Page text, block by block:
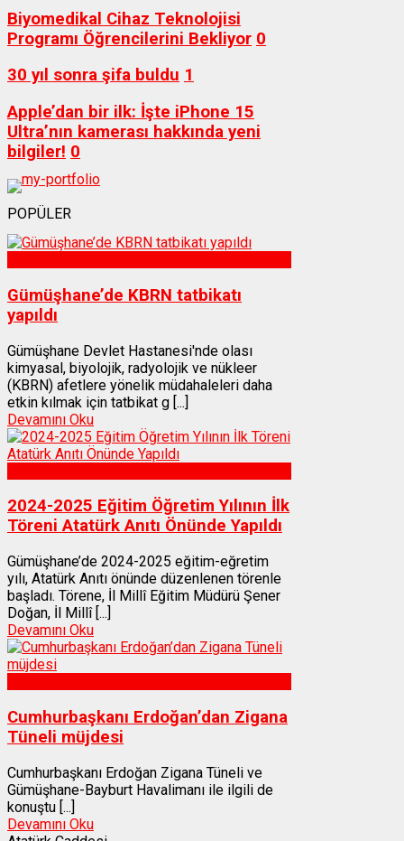
Biyomedikal Cihaz Teknolojisi
Programı Öğrencilerini Bekliyor 0
30 yıl sonra şifa buldu 1
Apple’dan bir ilk: İşte iPhone 15
Ultra’nın kamerası hakkında yeni
bilgiler! 0
POPÜLER
Gümüşhane’de KBRN tatbikatı
yapıldı
Gümüşhane Devlet Hastanesi'nde olası
kimyasal, biyolojik, radyolojik ve nükleer
(KBRN) afetlere yönelik müdahaleleri daha
etkin kılmak için tatbikat g [...]
Devamını Oku
2024-2025 Eğitim Öğretim Yılının İlk
Töreni Atatürk Anıtı Önünde Yapıldı
Gümüşhane’de 2024-2025 eğitim-eğretim
yılı, Atatürk Anıtı önünde düzenlenen törenle
başladı. Törene, İl Millî Eğitim Müdürü Şener
Doğan, İl Millî [...]
Devamını Oku
Cumhurbaşkanı Erdoğan’dan Zigana
Tüneli müjdesi
Cumhurbaşkanı Erdoğan Zigana Tüneli ve
Gümüşhane-Bayburt Havalimanı ile ilgili de
konuştu [...]
Devamını Oku